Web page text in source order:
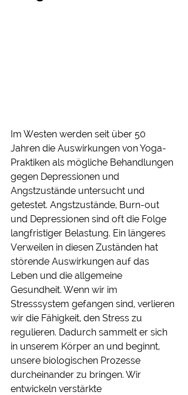
Im Westen werden seit über 50
Jahren die Auswirkungen von Yoga-
Praktiken als mögliche Behandlungen
gegen Depressionen und
Angstzustände untersucht und
getestet. Angstzustände, Burn-out
und Depressionen sind oft die Folge
langfristiger Belastung. Ein längeres
Verweilen in diesen Zuständen hat
störende Auswirkungen auf das
Leben und die allgemeine
Gesundheit. Wenn wir im
Stresssystem gefangen sind, verlieren
wir die Fähigkeit, den Stress zu
regulieren. Dadurch sammelt er sich
in unserem Körper an und beginnt,
unsere biologischen Prozesse
durcheinander zu bringen. Wir
entwickeln verstärkte